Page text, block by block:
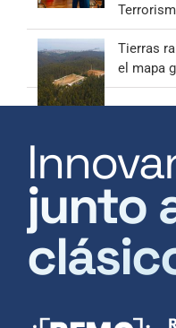
Tierras
el mapa
junto